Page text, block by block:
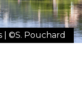
| ©S. Pouchard